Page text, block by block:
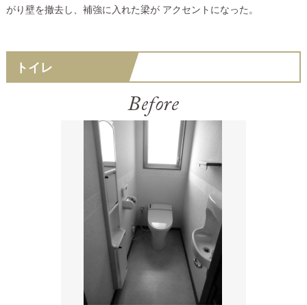
がり壁を撤去し、補強に入れた梁が アクセントになった。
トイレ